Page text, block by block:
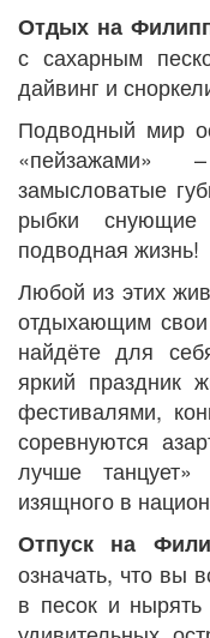
Отдых на
с сахарным
дайвинг и
Подводный мир
«пейзажами»
замысловатые
рыбки
подводная жизнь!
Любой из этих
отдыхающим
найдёте для
яркий праздник
фестивалями,
соревнуются
лучше
изящного в
Отпуск на
означать, что вы
в песок и